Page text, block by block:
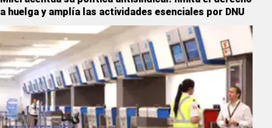
a huelga y amplía las actividades esenciales por DNU